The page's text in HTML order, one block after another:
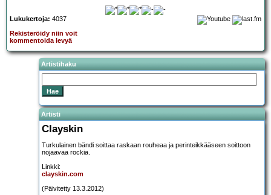
Lukukertoja: 4037
Rekisteröidy niin voit
kommentoida levyä
Artistihaku
Artisti
Clayskin
Turkulainen bändi soittaa raskaan rouheaa ja perinteikkääseen soittoon
nojaavaa rockia.
Linkki:
clayskin.com
(Päivitetty 13.3.2012)